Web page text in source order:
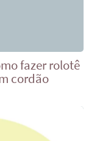
fazer rolotê
cordão